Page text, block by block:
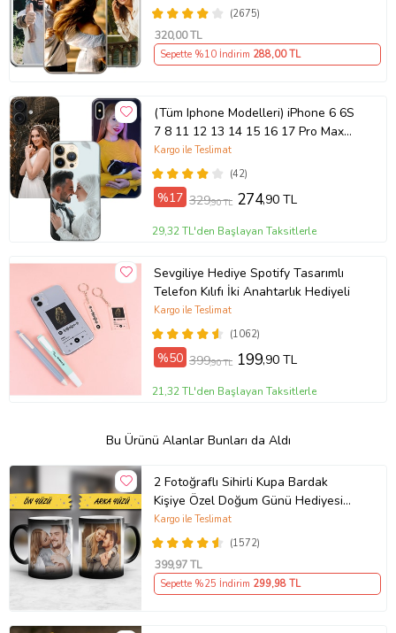
(2675)
320,00 TL
Sepette %10 İndirim 288,00 TL
(Tüm Iphone Modelleri) iPhone 6 6S
7 8 11 12 13 14 15 16 17 Pro Max
Plus Mini Kişiye Özel Resimli
Fotoğraflı Kılıf(42)
Kargo ile Teslimat
%17 329,90 TL 274,90 TL
29,32 TL'den Başlayan Taksitlerle
Sevgiliye Hediye Spotify Tasarımlı
Telefon Kılıfı İki Anahtarlık Hediyeli
(1062)
Kargo ile Teslimat
%50 399,90 TL 199,90 TL
21,32 TL'den Başlayan Taksitlerle
Bu Ürünü Alanlar Bunları da Aldı
2 Fotoğraflı Sihirli Kupa Bardak
Kişiye Özel Doğum Günü Hediyesi
Sevgiliye Hediye Anneye Babaya
Ablaya Abiye Kız Erkek Kardeşe
Arkadaşa Resimli Günü Yıl Dönümü
Hediyesi
(1572)
Kargo ile Teslimat
399,97 TL
Sepette %25 İndirim 299,98 TL